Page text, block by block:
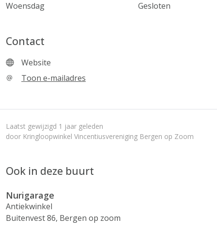
Woensdag
Gesloten
Contact
Website
Toon e-mailadres
Laatst gewijzigd 1 jaar geleden
door Kringloopwinkel Vincentiusvereniging Bergen op Zoom
Ook in deze buurt
Nurigarage
Antiekwinkel
Buitenvest 86, Bergen op zoom